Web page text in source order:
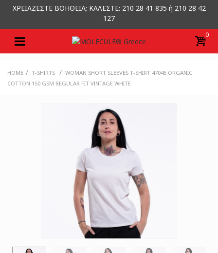
ΧΡΕΙΑΖΕΣΤΕ ΒΟΗΘΕΙΑ; ΚΑΛΕΣΤΕ: 210 28 41 835 ή 210 28 42
127
0
HOME / T-SHIRTS / WOMAN SHORT SLEEVES T-SHIRT 47045 ORGANIC
COTTON 150 GSM REGULAR FIT VINTAGE WHITE